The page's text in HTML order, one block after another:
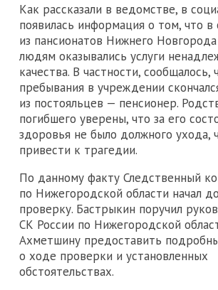
Как рассказали в ведомстве, в
появилась информация о том, что
из пансионатов Нижнего
людям оказывались услуги
качества. В частности, сообщалось,
пребывания в учреждении
из постояльцев — пенсионер.
погибшего уверены, что за его
здоровья не было должного ухода,
привести к трагедии.
По данному факту Следственный
по Нижегородской области начал
проверку. Бастрыкин поручил
СК России по Нижегородской
Ахметшину предоставить
о ходе проверки и установленных
обстоятельствах.